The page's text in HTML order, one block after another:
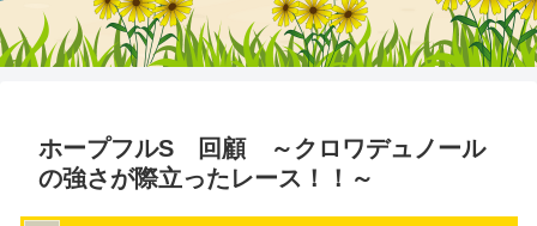
ホープフルS 回顧 ～クロワデュノール
の強さが際立ったレース！！～